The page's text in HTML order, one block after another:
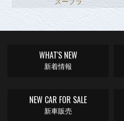
WHAT'S NEW
新着情報
NEW CAR FOR SALE
新車販売